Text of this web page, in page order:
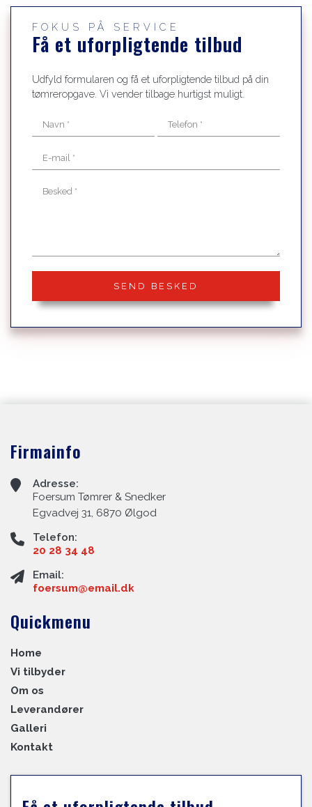
FOKUS PÅ SERVICE
Få et uforpligtende tilbud
Udfyld formularen og få et uforpligtende tilbud på din
tømreropgave. Vi vender tilbage hurtigst muligt.
Firmainfo
Adresse:
Foersum Tømrer & Snedker
Egvadvej 31, 6870 Ølgod
Telefon:
20 28 34 48
Email:
foersum@email.dk
Quickmenu
Home
Vi tilbyder
Om os
Leverandører
Galleri
Kontakt